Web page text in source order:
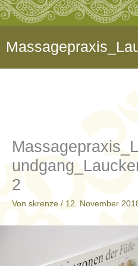
2
Von skrenze / 12. November